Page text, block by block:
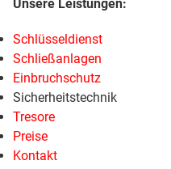
Schlüsseldienst
Schließanlagen
Einbruchschutz
Sicherheitstechnik
Tresore
Preise
Kontakt